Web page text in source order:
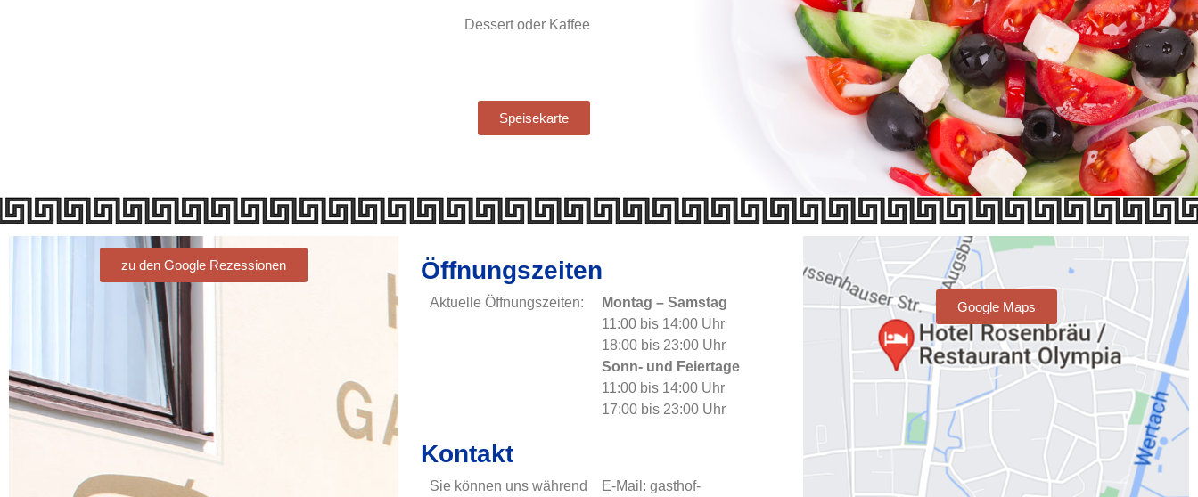
Dessert oder Kaffee
Speisekarte
zu den Google Rezessionen Öffnungszeiten
Aktuelle Öffnungszeiten:
Montag – Samstag
11:00 bis 14:00 Uhr
18:00 bis 23:00 Uhr
Sonn- und Feiertage
11:00 bis 14:00 Uhr
17:00 bis 23:00 Uhr
Kontakt
Sie können uns während E-Mail: gasthof-
Google Maps